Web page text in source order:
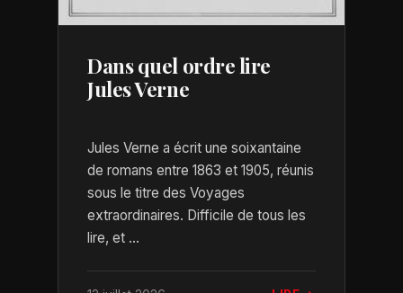
Dans quel ordre lire
Jules Verne
Jules Verne a écrit une soixantaine
de romans entre 1863 et 1905, réunis
sous le titre des Voyages
extraordinaires. Difficile de tous les
lire, et ...